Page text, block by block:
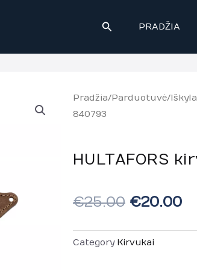
PaieškaPRADŽIA
Pradžia/Parduotuvė/
840793
HULTAFORS
€25.00 €20.00
Category Kirvukai